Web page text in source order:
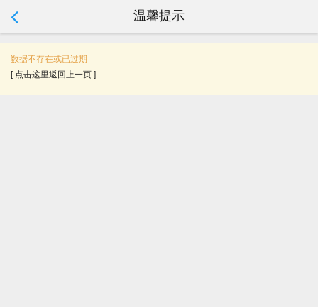
温馨提示
tip:
数据不存在或已过期
[ 点击这里返回上一页 ]